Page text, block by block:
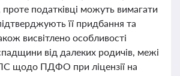
податківці можуть вимагати
її придбання та
висвітлено особливості
від далеких родичів, межі
щодо ПДФО при ліцензії на